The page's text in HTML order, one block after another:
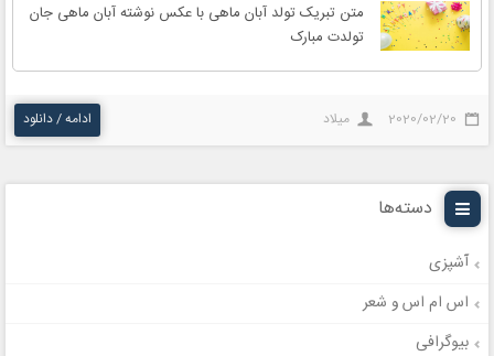
متن تبریک تولد آبان ماهی با عکس نوشته آبان ماهی جان
تولدت مبارک
2020/02/20 میلاد ادامه / دانلود
دسته‌ها
آشپزی
اس ام اس و شعر
بیوگرافی